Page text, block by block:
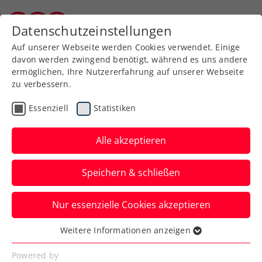
Zurück zur Newsübersicht
Turniere
Erste Bank Open:
Viertelfinale mit neuen
Gesichtern
Jack Draper, Tomás Machác und Jakub
Mensík stehen beim ATP-Turnier in Wien
unter den letzten Acht.
Verfasst von: Presseaussendung / Redaktion, 24.10.2024
Datenschutzeinstellungen
Auf unserer Webseite werden Cookies verwendet. Einige
davon werden zwingend benötigt, während es uns andere
ermöglichen, Ihre Nutzererfahrung auf unserer Webseite
zu verbessern.
Essenziell Statistiken
Alle akzeptieren
Speichern & schließen
Nur essenzielle Cookies akzeptieren
Essenziell
Essenzielle Cookies werden für grundlegende
Weitere Informationen anzeigen
Powered by